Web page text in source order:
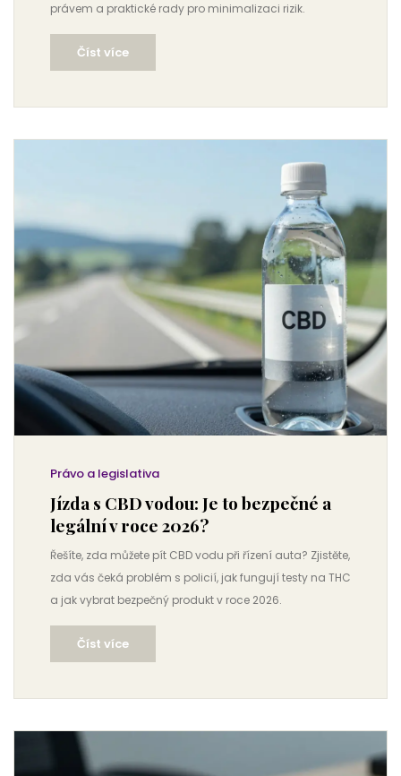
právem a praktické rady pro minimalizaci rizik.
Číst více
Právo a legislativa
Jízda s CBD vodou: Je to bezpečné a
legální v roce 2026?
Řešíte, zda můžete pít CBD vodu při řízení auta? Zjistěte,
zda vás čeká problém s policií, jak fungují testy na THC
a jak vybrat bezpečný produkt v roce 2026.
Číst více